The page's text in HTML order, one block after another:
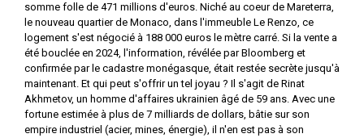
somme folle de 471 millions d'euros. Niché au coeur de Mareterra,
le nouveau quartier de Monaco, dans l'immeuble Le Renzo, ce
logement s'est négocié à 188 000 euros le mètre carré. Si la vente a
été bouclée en 2024, l'information, révélée par Bloomberg et
confirmée par le cadastre monégasque, était restée secrète jusqu'à
maintenant. Et qui peut s'offrir un tel joyau ? Il s'agit de Rinat
Akhmetov, un homme d'affaires ukrainien âgé de 59 ans. Avec une
fortune estimée à plus de 7 milliards de dollars, bâtie sur son
empire industriel (acier, mines, énergie), il n'en est pas à son